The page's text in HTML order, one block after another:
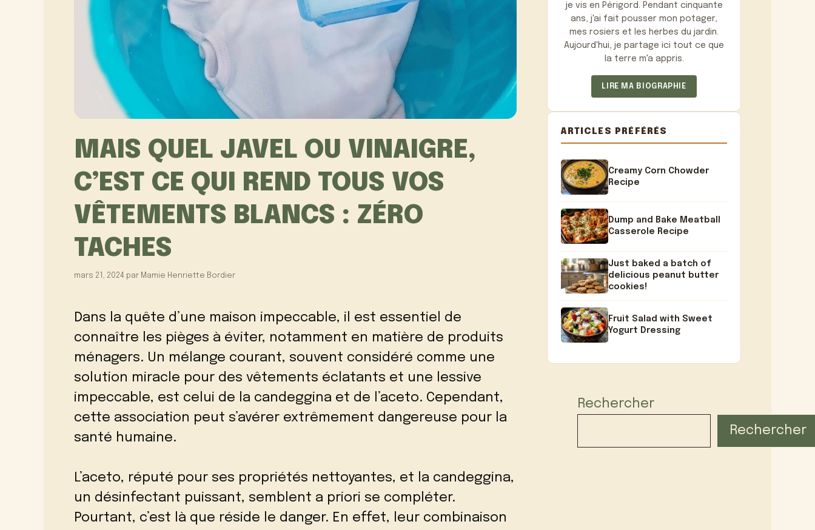
MAIS QUEL JAVEL OU VINAIGRE,
C’EST CE QUI REND TOUS VOS
VÊTEMENTS BLANCS : ZÉRO
TACHES
mars 21, 2024 par Mamie Henriette Bordier
Dans la quête d’une maison impeccable, il est essentiel de
connaître les pièges à éviter, notamment en matière de produits
ménagers. Un mélange courant, souvent considéré comme une
solution miracle pour des vêtements éclatants et une lessive
impeccable, est celui de la candeggina et de l’aceto. Cependant,
cette association peut s’avérer extrêmement dangereuse pour la
santé humaine.
L’aceto, réputé pour ses propriétés nettoyantes, et la candeggina,
un désinfectant puissant, semblent a priori se compléter.
Pourtant, c’est là que réside le danger. En effet, leur combinaison
je vis en Périgord. Pendant cinquante
ans, j'ai fait pousser mon potager,
mes rosiers et les herbes du jardin.
Aujourd'hui, je partage ici tout ce que
la terre m'a appris.
LIRE MA BIOGRAPHIE
ARTICLES PRÉFÉRÉS
Creamy Corn Chowder
Recipe
Dump and Bake Meatball
Casserole Recipe
Just baked a batch of
delicious peanut butter
cookies!
Fruit Salad with Sweet
Yogurt Dressing
Rechercher
Rechercher